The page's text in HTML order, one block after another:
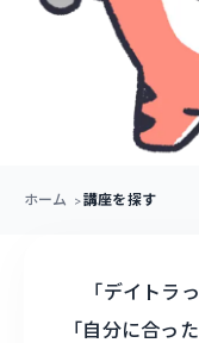
ホーム 講座を探す
「デイトラ
「自分に合っ